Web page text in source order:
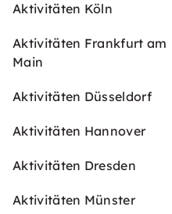
Aktivitäten Köln
Aktivitäten Frankfurt am
Main
Aktivitäten Düsseldorf
Aktivitäten Hannover
Aktivitäten Dresden
Aktivitäten Münster